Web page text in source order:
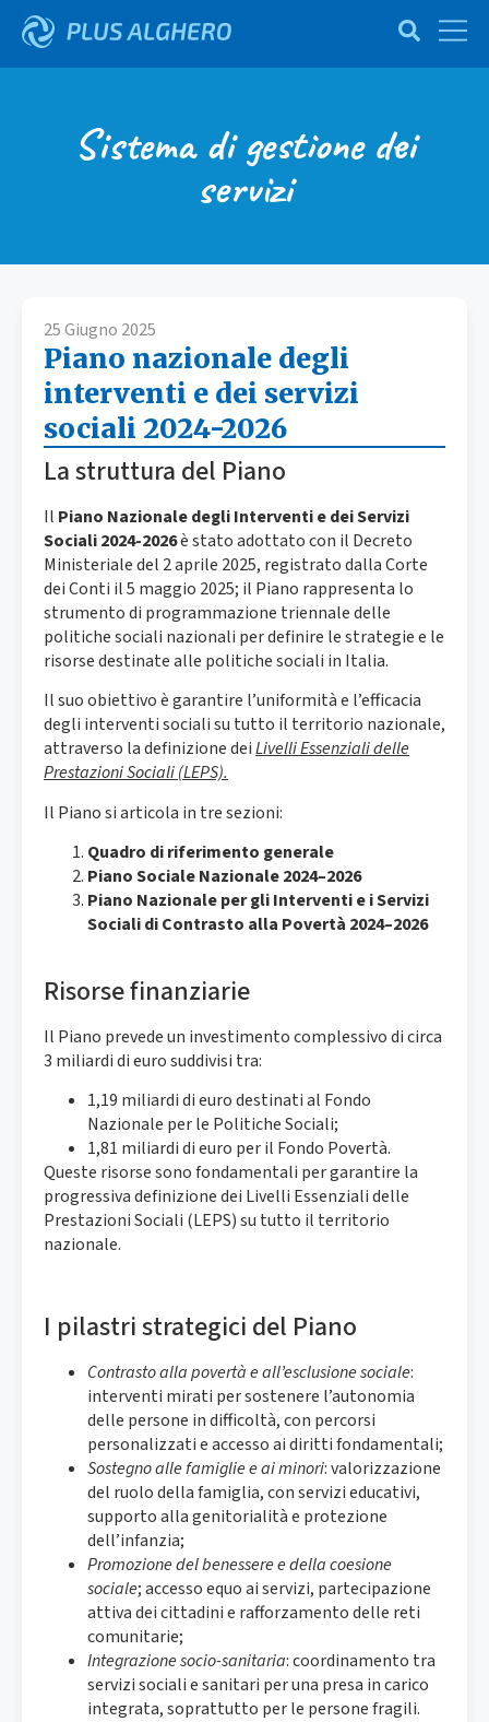
Sistema di gestione dei
servizi
25 Giugno 2025
Piano nazionale degli
interventi e dei servizi
sociali 2024-2026
La struttura del Piano
Il Piano Nazionale degli Interventi e dei Servizi
Sociali 2024-2026è stato adottato con il Decreto
Ministeriale del 2 aprile 2025, registrato dalla Corte
dei Conti il 5 maggio 2025; il Piano rappresenta lo
strumento di programmazione triennale delle
politiche sociali nazionali per definire le strategie e le
risorse destinate alle politiche sociali in Italia.
Il suo obiettivo è garantire l’uniformità e l’efficacia
degli interventi sociali su tutto il territorio nazionale,
attraverso la definizione deiLivelli Essenziali delle
Prestazioni Sociali (LEPS).
Il Piano si articola in tre sezioni:
Quadro di riferimento generale
Piano Sociale Nazionale 2024–2026
Piano Nazionale per gli Interventi e i Servizi
Sociali di Contrasto alla Povertà 2024–2026
Risorse finanziarie
Il Piano prevede un investimento complessivo di circa
3 miliardi di euro suddivisi tra:
1,19 miliardi di euro destinati al Fondo
Nazionale per le Politiche Sociali;
1,81 miliardi di euro per il Fondo Povertà.
Queste risorse sono fondamentali per garantire la
progressiva definizione dei Livelli Essenziali delle
Prestazioni Sociali (LEPS) su tutto il territorio
nazionale.
I pilastri strategici del Piano
Contrasto alla povertà e all’esclusione sociale:
interventi mirati per sostenere l’autonomia
delle persone in difficoltà, con percorsi
personalizzati e accesso ai diritti fondamentali;
Sostegno alle famiglie e ai minori: valorizzazione
del ruolo della famiglia, con servizi educativi,
supporto alla genitorialità e protezione
dell’infanzia;
Promozione del benessere e della coesione
sociale; accesso equo ai servizi, partecipazione
attiva dei cittadini e rafforzamento delle reti
comunitarie;
Integrazione socio-sanitaria: coordinamento tra
servizi sociali e sanitari per una presa in carico
integrata, soprattutto per le persone fragili.